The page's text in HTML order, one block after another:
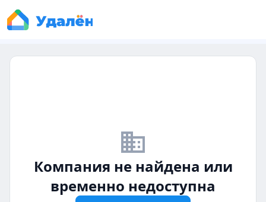
business_off
Компания не найдена или
временно недоступна